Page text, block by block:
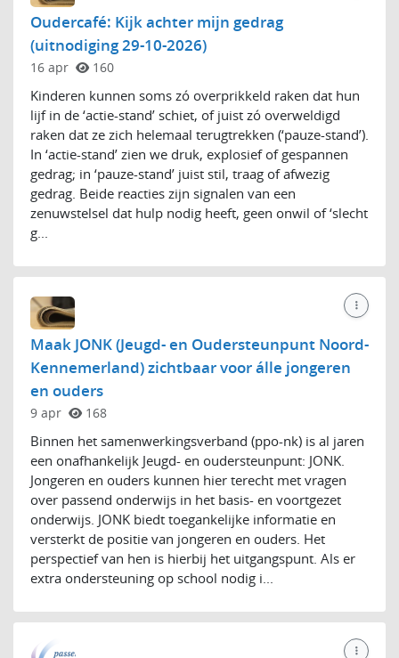
Oudercafé: Kijk achter mijn gedrag
(uitnodiging 29-10-2026)
16 apr 160
Kinderen kunnen soms zó overprikkeld raken dat hun
lijf in de ‘actie-stand’ schiet, of juist zó overweldigd
raken dat ze zich helemaal terugtrekken (‘pauze-stand’).
In ‘actie-stand’ zien we druk, explosief of gespannen
gedrag; in ‘pauze-stand’ juist stil, traag of afwezig
gedrag. Beide reacties zijn signalen van een
zenuwstelsel dat hulp nodig heeft, geen onwil of ‘slecht
g...
Maak JONK (Jeugd- en Oudersteunpunt Noord-
Kennemerland) zichtbaar voor álle jongeren
en ouders
9 apr 168
Binnen het samenwerkingsverband (ppo-nk) is al jaren
een onafhankelijk Jeugd- en oudersteunpunt: JONK.
Jongeren en ouders kunnen hier terecht met vragen
over passend onderwijs in het basis- en voortgezet
onderwijs. JONK biedt toegankelijke informatie en
versterkt de positie van jongeren en ouders. Het
perspectief van hen is hierbij het uitgangspunt. Als er
extra ondersteuning op school nodig i...